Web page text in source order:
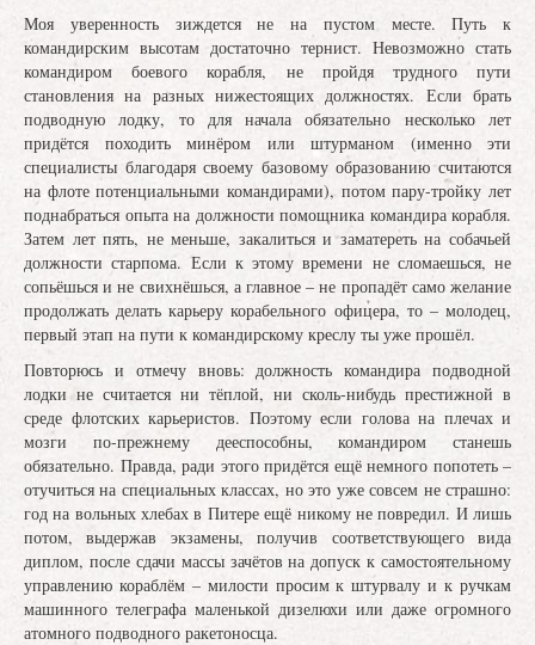
Моя уверенность зиждется не на пустом месте. Путь к
командирским высотам достаточно тернист. Невозможно стать
командиром боевого корабля, не пройдя трудного пути
становления на разных нижестоящих должностях. Если брать
подводную лодку, то для начала обязательно несколько лет
придётся походить минёром или штурманом (именно эти
специалисты благодаря своему базовому образованию считаются
на флоте потенциальными командирами), потом пару-тройку лет
поднабраться опыта на должности помощника командира корабля.
Затем лет пять, не меньше, закалиться и заматереть на собачьей
должности старпома. Если к этому времени не сломаешься, не
сопьёшься и не свихнёшься, а главное – не пропадёт само желание
продолжать делать карьеру корабельного офицера, то – молодец,
первый этап на пути к командирскому креслу ты уже прошёл.
Повторюсь и отмечу вновь: должность командира подводной
лодки не считается ни тёплой, ни сколь-нибудь престижной в
среде флотских карьеристов. Поэтому если голова на плечах и
мозги по-прежнему дееспособны, командиром станешь
обязательно. Правда, ради этого придётся ещё немного попотеть –
отучиться на специальных классах, но это уже совсем не страшно:
год на вольных хлебах в Питере ещё никому не повредил. И лишь
потом, выдержав экзамены, получив соответствующего вида
диплом, после сдачи массы зачётов на допуск к самостоятельному
управлению кораблём – милости просим к штурвалу и к ручкам
машинного телеграфа маленькой дизелюхи или даже огромного
атомного подводного ракетоносца.